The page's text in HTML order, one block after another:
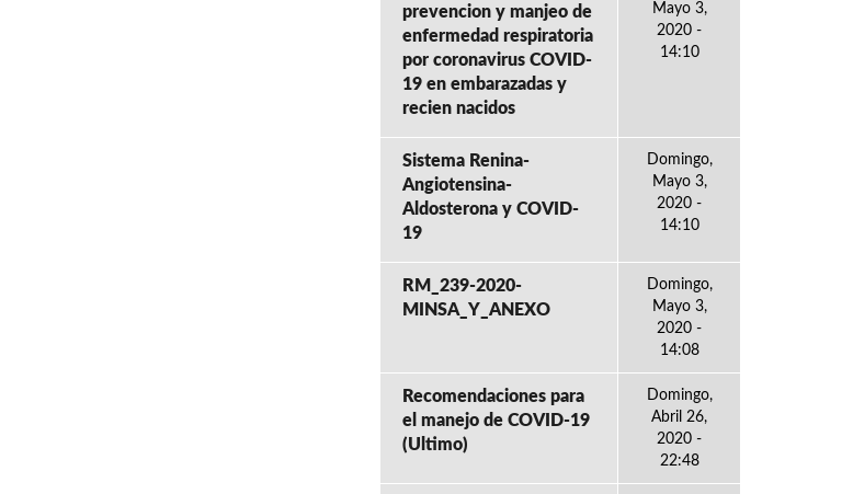
prevencion y manjeo de
enfermedad respiratoria
por coronavirus COVID-
19 en embarazadas y
recien nacidos
Mayo 3,
2020 -
14:10
Sistema Renina-
Angiotensina-
Aldosterona y COVID-
19
Domingo,
Mayo 3,
2020 -
14:10
RM_239-2020-
MINSA_Y_ANEXO
Domingo,
Mayo 3,
2020 -
14:08
Recomendaciones para
el manejo de COVID-19
(Ultimo)
Domingo,
Abril 26,
2020 -
22:48